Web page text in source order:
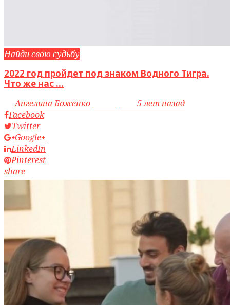
Найди свою судьбу
2022 год пройдет под знаком Водного Тигра.
Что же нас ...
byАнгелина Боженко
5 лет назад
Facebook
Twitter
Google+
LinkedIn
Pinterest
share